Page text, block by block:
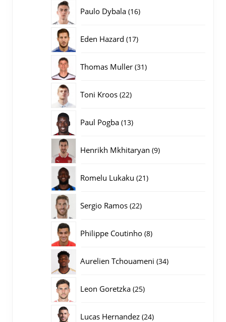
Paulo Dybala 1616
Eden Hazard 1717
Thomas Muller 3131
Toni Kroos 2222
Paul Pogba 1313
Henrikh Mkhitaryan 99
Romelu Lukaku 2121
Sergio Ramos 2222
Philippe Coutinho 88
Aurelien Tchouameni 3434
Leon Goretzka 2525
Lucas Hernandez 2424